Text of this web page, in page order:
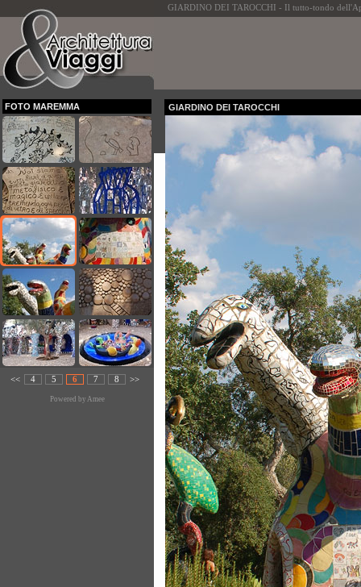
GIARDINO DEI TAROCCHI - Il tutto-tondo
FOTO MAREMMA
<< 4 5 6 7 8 >>
Powered by Amee
GIARDINO DEI TAROCCHI